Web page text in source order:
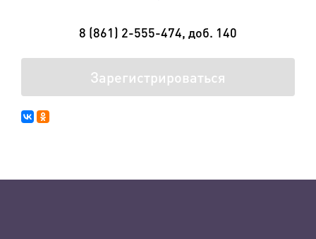
8 (861) 2-555-474, доб. 140
Зарегистрироваться